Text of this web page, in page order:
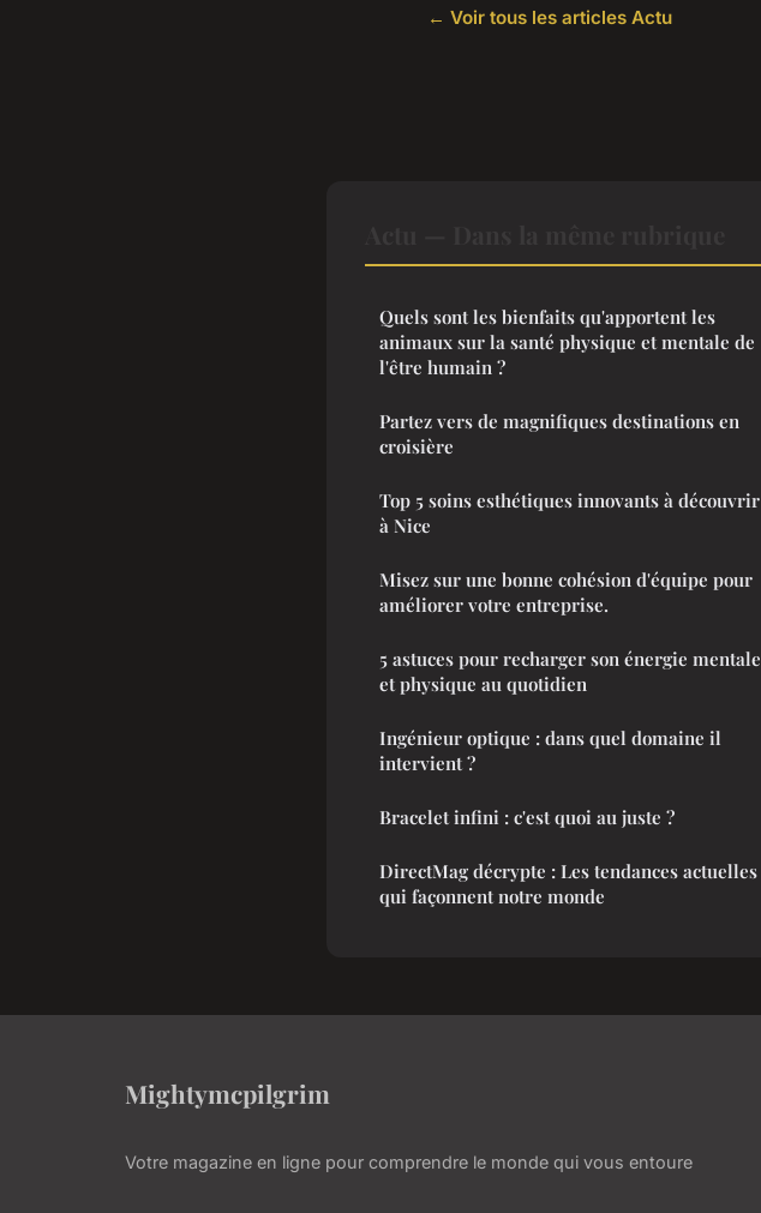
← Voir tous les articles Actu
Quels sont les bienfaits qu'apportent les
animaux sur la santé physique et mentale de
l'être humain ?
Partez vers de magnifiques destinations en
croisière
Top 5 soins esthétiques innovants à découvrir
à Nice
Misez sur une bonne cohésion d'équipe pour
améliorer votre entreprise.
5 astuces pour recharger son énergie mentale
et physique au quotidien
Ingénieur optique : dans quel domaine il
intervient ?
Bracelet infini : c'est quoi au juste ?
DirectMag décrypte : Les tendances actuelles
qui façonnent notre monde
Mightymcpilgrim
Votre magazine en ligne pour comprendre le monde qui vous entoure